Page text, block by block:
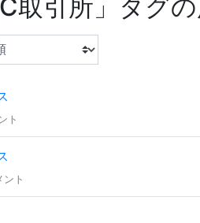
取引所」タグ
ト
ント